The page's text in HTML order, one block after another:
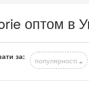
оптом в
за: популярності